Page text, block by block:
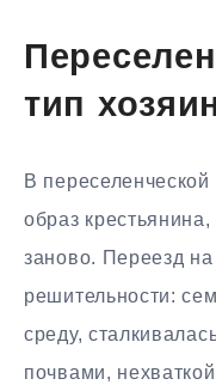
тип
В
образ
заново. Переезд на
решительности:
среду,
почвами,